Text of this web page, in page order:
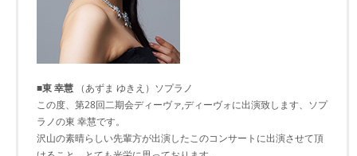
■東 幸慧 （あずま ゆきえ）ソプラノ
この度、第28回二期会ディーヴァ,ディーヴォに出演致します、ソプ
ラノの東 幸慧です。
沢山の素晴らしい先輩方が出演したこのコンサートに出演させて頂